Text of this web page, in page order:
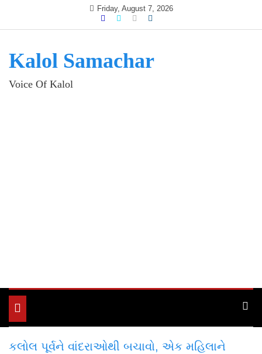
Friday, August 7, 2026
Kalol Samachar
Voice Of Kalol
Toggle
navigation
કલોલ પૂર્વને વાંદરાઓથી બચાવો, એક મહિલાને